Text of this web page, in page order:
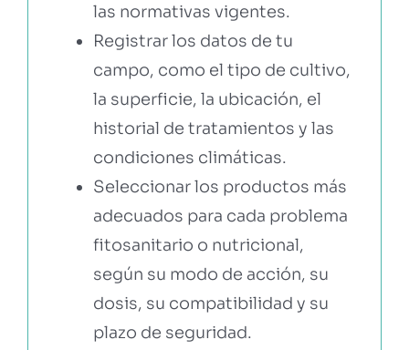
las normativas vigentes.
Registrar los datos de tu
campo, como el tipo de cultivo,
la superficie, la ubicación, el
historial de tratamientos y las
condiciones climáticas.
Seleccionar los productos más
adecuados para cada problema
fitosanitario o nutricional,
según su modo de acción, su
dosis, su compatibilidad y su
plazo de seguridad.